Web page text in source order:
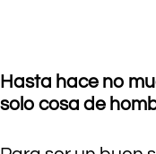
Hasta hace no
solo cosa de